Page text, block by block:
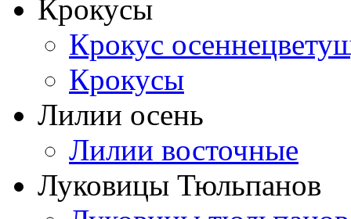
Крокусы
Крокус
Крокусы
Лилии осень
Лилии восточные
Луковицы Тюльпанов